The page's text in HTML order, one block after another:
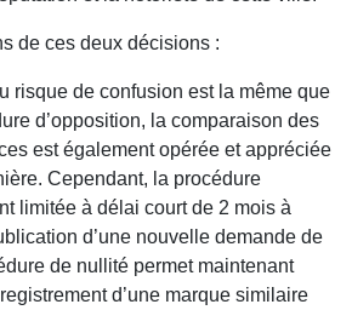
de ces deux décisions :
risque de confusion est la même que
d’opposition, la comparaison des
est également opérée et appréciée
Cependant, la procédure
limitée à délai court de 2 mois à
d’une nouvelle demande de
de nullité permet maintenant
d’une marque similaire